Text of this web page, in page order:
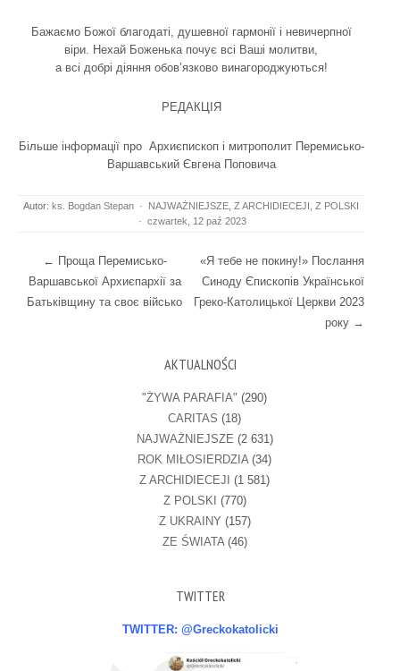
Бажаємо Божої благодаті, душевної гармонії і невичерпної
віри. Нехай Боженька почує всі Ваші молитви,
а всі добрі діяння обов’язково винагороджуються!
РЕДАКЦІЯ
Більше інформації про Архиєпископ і митрополит Перемисько-
Варшавський Євгена Поповича
Autor: ks. Bogdan Stepan · NAJWAŻNIEJSZE Z ARCHIDIECEJI Z POLSKI
· czwartek, 12 paź 2023
Post navigation
← Проща Перемисько-
Варшавської Архиєпархії за
Батьківщину та своє військо
«Я тебе не покину!» Послання
Синоду Єпископів Української
Греко-Католицької Церкви 2023
року →
AKTUALNOŚCI
"ŻYWA PARAFIA" (290)
CARITAS (18)
NAJWAŻNIEJSZE (2 631)
ROK MIŁOSIERDZIA (34)
Z ARCHIDIECEJI (1 581)
Z POLSKI (770)
Z UKRAINY (157)
ZE ŚWIATA(46)
TWITTER
TWITTER: @Greckokatolicki